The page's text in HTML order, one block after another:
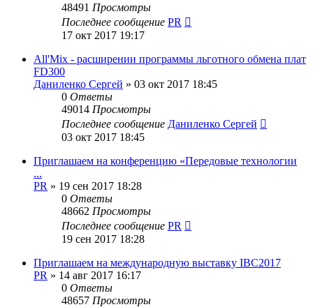
48491 Просмотры
Последнее сообщение PR
17 окт 2017 19:17
All'Mix - расширении программы льготного обмена плат
FD300
Даниленко Сергей » 03 окт 2017 18:45
0 Ответы
49014 Просмотры
Последнее сообщение Даниленко Сергей
03 окт 2017 18:45
Приглашаем на конференцию «Передовые технологии
...
PR » 19 сен 2017 18:28
0 Ответы
48662 Просмотры
Последнее сообщение PR
19 сен 2017 18:28
Приглашаем на международную выставку IBC2017
PR » 14 авг 2017 16:17
0 Ответы
48657 Просмотры